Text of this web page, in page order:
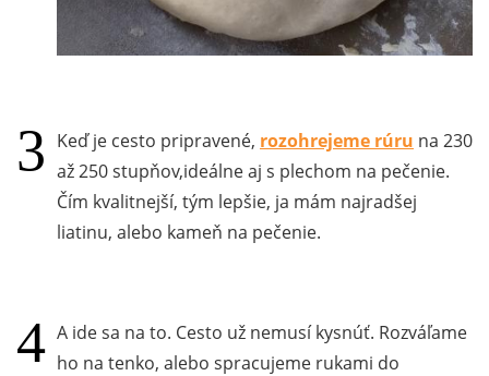
Keď je cesto pripravené, rozohrejeme rúru na 230
až 250 stupňov,ideálne aj s plechom na pečenie.
Čím kvalitnejší, tým lepšie, ja mám najradšej
liatinu, alebo kameň na pečenie.
A ide sa na to. Cesto už nemusí kysnúť. Rozváľame
ho na tenko, alebo spracujeme rukami do